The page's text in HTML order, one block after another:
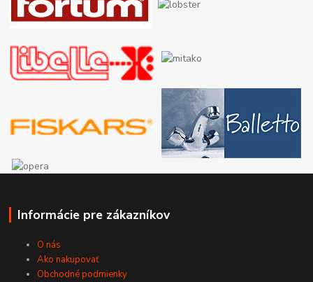
Informácie pre zákazníkov
O nás
Ako nakupovať
Obchodné podmienky